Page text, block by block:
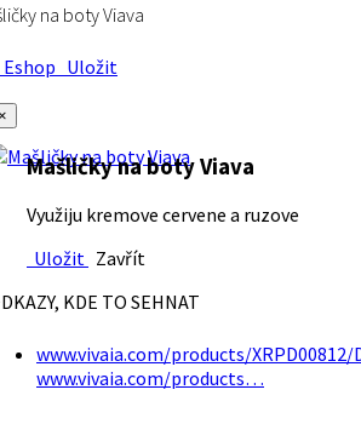
na boty Viava
Uložit
Mašličky na boty Viava
Využiju kremove cervene a ruzove
Uložit Zavřít
KDE TO SEHNAT
www.vivaia.com/products/
www.vivaia.com/products…